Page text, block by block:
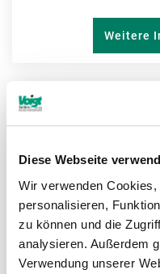
Diese Webseite
Wir verwenden
personalisieren,
zu können und die
analysieren. Außerdem
Verwendung unserer
Weitere